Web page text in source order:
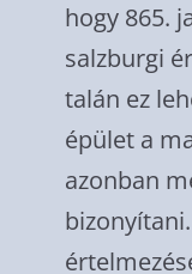
hogy 865.
salzburgi
talán ez
épület a
azonban